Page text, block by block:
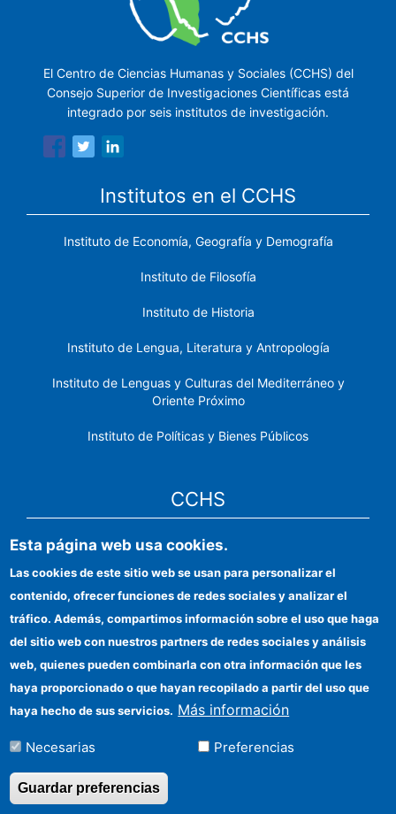
El Centro de Ciencias Humanas y Sociales (CCHS) del
Consejo Superior de Investigaciones Científicas está
integrado por seis institutos de investigación.
Institutos en el CCHS
Instituto de Economía, Geografía y Demografía
Instituto de Filosofía
Instituto de Historia
Instituto de Lengua, Literatura y Antropología
Instituto de Lenguas y Culturas del Mediterráneo y
Oriente Próximo
Instituto de Políticas y Bienes Públicos
CCHS
Sede electrónica CSIC
Identidad institucional
Información para proveedores
Ayudas FEDER
Organismos financiadores
Contacto
Cómo llegar
Esta página web usa cookies.
Las cookies de este sitio web se usan para personalizar el
contenido, ofrecer funciones de redes sociales y analizar el
tráfico. Además, compartimos información sobre el uso que haga
del sitio web con nuestros partners de redes sociales y análisis
web, quienes pueden combinarla con otra información que les
haya proporcionado o que hayan recopilado a partir del uso que
haya hecho de sus servicios. Más información
Necesarias Preferencias
Guardar preferencias